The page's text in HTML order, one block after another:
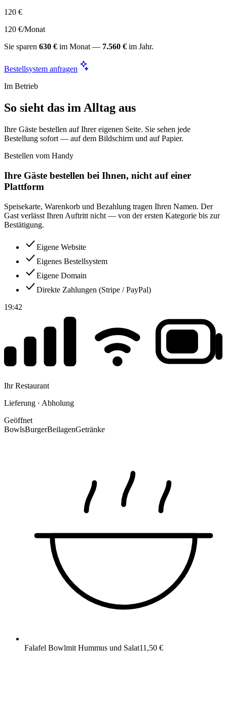
120 €
120 €/Monat
Sie sparen 630 € im Monat — 7.560 € im Jahr.
Bestellsystem anfragen
Im Betrieb
So sieht das im Alltag aus
Ihre Gäste bestellen auf Ihrer eigenen Seite. Sie sehen jede
Bestellung sofort — auf dem Bildschirm und auf Papier.
Bestellen vom Handy
Ihre Gäste bestellen bei Ihnen, nicht auf einer
Plattform
Speisekarte, Warenkorb und Bezahlung tragen Ihren Namen. Der
Gast verlässt Ihren Auftritt nicht — von der ersten Kategorie bis zur
Bestätigung.
Eigene Website
Eigenes Bestellsystem
Eigene Domain
Direkte Zahlungen (Stripe / PayPal)
19:42
Ihr Restaurant
Lieferung · Abholung
Geöffnet
BowlsBurgerBeilagenGetränke
Falafel Bowlmit Hummus und Salat11,50 €